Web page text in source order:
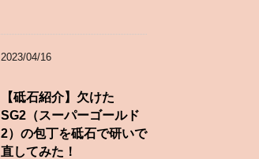
2023/04/16
【砥石紹介】欠けた
SG2（スーパーゴールド
2）の包丁を砥石で研いで
直してみた！